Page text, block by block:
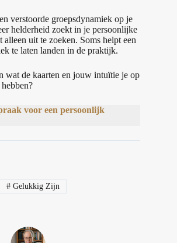
verstoorde groepsdynamiek op je
helderheid zoekt in je persoonlijke
alleen uit te zoeken. Soms helpt een
te laten landen in de praktijk.
wat de kaarten en jouw intuïtie je op
voor een persoonlijk
#Gelukkig Zijn